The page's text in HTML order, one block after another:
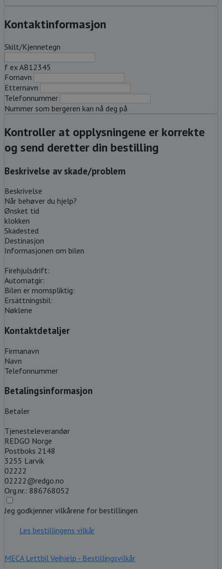
Kontaktinformasjon
Skilt/Kjennetegn
f ex AB12345
Fornavn
Etternavn
Telefonnummer
Nummer som bergeren kan nå deg på
Kontroller at opplysningene er korrekte
og send deretter din bestilling
Beskrivelse av skade/problem
Beskrivelse
Når behøver du hjelp?
Ønsket tid
klokken
Skadested
Destinasjon
Informasjonen om bilen
Firehjulsdrift:
Automatgir:
Bilen er momspliktig:
Ersättningsbil:
Nøklene
Kontaktdetaljer
Firmanavn
Navn
Telefonnummer
Betalingsinformasjon
Betaler
Tjenesteleverandør
REDGO Norge
Postboks 2148
3255 Larvik
02222
02222@redgo.no
Org.nr.: 886768052
Jeg godkjenner vilkårene for bestillingen
Les bestillingens vilkår
MECA Lettbil Veihjelp - Bestillingsvilkår